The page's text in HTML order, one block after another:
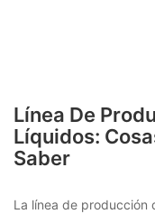
Línea De
Líquidos:
Saber
La línea de producción